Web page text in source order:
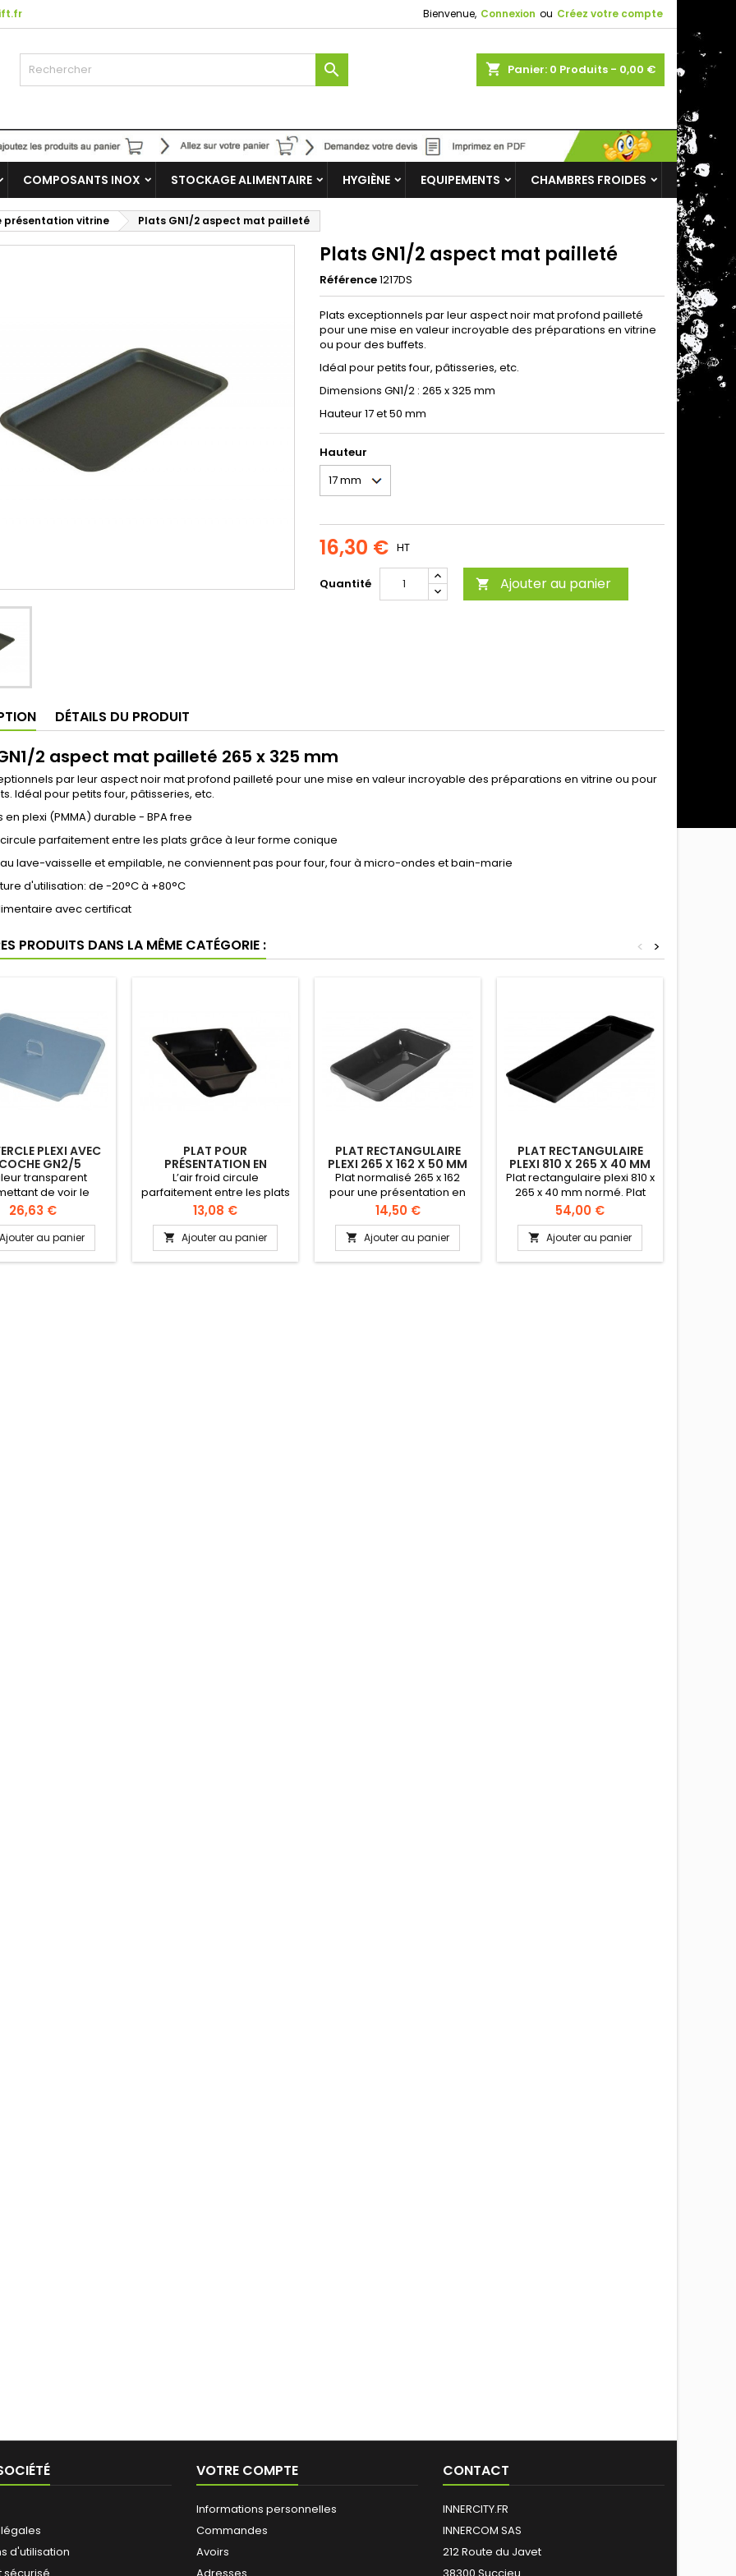
Bienvenue, Connexion ou Créez votre compte
shopping_cart Panier: 0 Produits - 0,00 €

COMPOSANTS INOX STOCKAGE ALIMENTAIRE HYGIÈNE EQUIPEMENTS CHAMBRES FROIDES
présentation vitrine Plats GN1/2 aspect mat pailleté
Plats GN1/2 aspect mat pailleté
Référence1217DS
Plats exceptionnels par leur aspect noir mat profond pailleté
pour une mise en valeur incroyable des préparations en vitrine
ou pour des buffets.
Idéal pour petits four, pâtisseries, etc.
Dimensions GN1/2 : 265 x 325 mm
Hauteur 17 et 50 mm
Hauteur
16,30 € HT
Quantité  Ajouter au panier
DÉTAILS DU PRODUIT
2 aspect mat pailleté 265 x 325 mm
par leur aspect noir mat profond pailleté pour une mise en valeur incroyable des préparations en vitrine ou pour
Idéal pour petits four, pâtisseries, etc.
en plexi (PMMA) durable - BPA free
parfaitement entre les plats grâce à leur forme conique
lave-vaisselle et empilable, ne conviennent pas pour four, four à micro-ondes et bain-marie
d'utilisation: de -20°C à +80°C
avec certificat
PRODUITS DANS LA MÊME CATÉGORIE : >
<
PLEXI AVEC
GN2/5
transparent
de voir le
dans le plat.
permet de
passe une cuillère
Prix
26,63 €
Ajouter au panier
PLAT POUR
PRÉSENTATION EN
TRIANGLE 265X122 MM
HAUTEUR 50 MM
L’air froid circule
parfaitement entre les plats
grâce à leur forme conique
Plats de présentation pour
une mise en valeur des
préparations en vitrine,
comptoir ou buffet Plats
Prix
13,08 €
 Ajouter au panier
PLAT RECTANGULAIRE
PLEXI 265 X 162 X 50 MM
NORMÉ GN1/4
Plat normalisé 265 x 162
pour une présentation en
vitrine ou pour une
utilisation dans un buffet
Matière: Plexi (PMMA) haut
de gamme certifié
alimentaire Normé GN 1/3
Prix
14,50 €
 Ajouter au panier
PLAT RECTANGULAIRE
PLEXI 810 X 265 X 40 MM
NORMÉ
Plat rectangulaire plexi 810 x
265 x 40 mm normé. Plat
normalisé 810 x 265 pour
une présentation en vitrine
ou pour une utilisation dans
un buffet Matière: Plexi
(PMMA) haut de gamme
Prix
54,00 €
 Ajouter au panier
d'utilisation
VOTRE COMPTE
Informations personnelles
Commandes
Avoirs
CONTACT
INNERCITY.FR
INNERCOM SAS
212 Route du Javet